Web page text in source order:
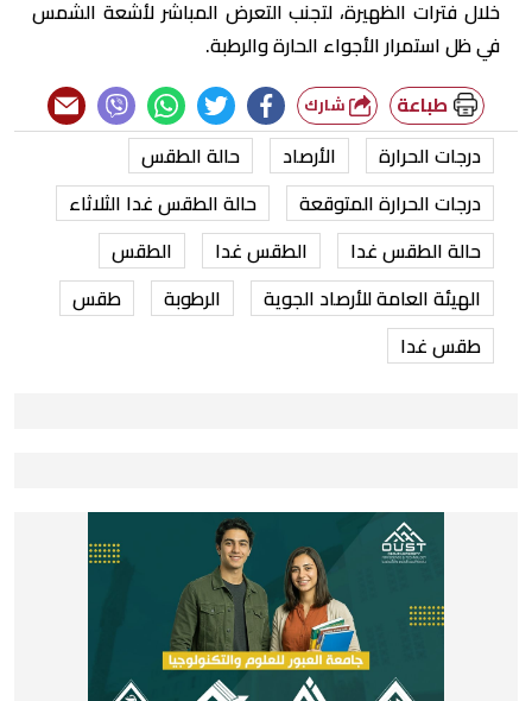
خلال فترات الظهيرة، لتجنب التعرض المباشر لأشعة الشمس
في ظل استمرار الأجواء الحارة والرطبة.
طباعة
درجات الحرارة الأرصاد
حالة الطقس
درجات الحرارة المتوقعة
حالة الطقس غدا الثلاثاء
حالة الطقس غدا
الطقس غدا
الطقس
الهيئة العامة للأرصاد الجوية
الرطوبة
طقس
طقس غدا